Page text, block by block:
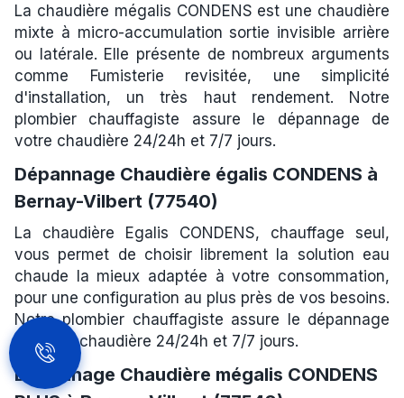
La chaudière mégalis CONDENS est une chaudière
mixte à micro-accumulation sortie invisible arrière
ou latérale. Elle présente de nombreux arguments
comme Fumisterie revisitée, une simplicité
d'installation, un très haut rendement. Notre
plombier chauffagiste assure le dépannage de
votre chaudière 24/24h et 7/7 jours.
Dépannage Chaudière égalis CONDENS à
Bernay-Vilbert (77540)
La chaudière Egalis CONDENS, chauffage seul,
vous permet de choisir librement la solution eau
chaude la mieux adaptée à votre consommation,
pour une configuration au plus près de vos besoins.
Notre plombier chauffagiste assure le dépannage
de votre chaudière 24/24h et 7/7 jours.
Dépannage Chaudière mégalis CONDENS